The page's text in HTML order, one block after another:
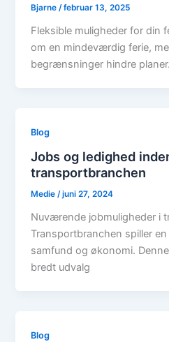
Bjarne/februar 13, 2025
Fleksible muligheder for din
om en mindeværdig ferie,
begrænsninger hindre
Blog
Jobs og ledighed
transportbranchen
Medie/juni 27, 2024
Nuværende jobmuligheder i
Transportbranchen spiller
samfund og økonomi.
bredt udvalg
Blog